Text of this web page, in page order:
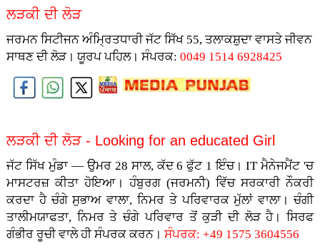
ਲੜਕੀ ਦੀ ਲੋੜ
ਜਰਮਨ ਸਿਟੀਜਨ ਅੰਮ੍ਰਿਤਧਾਰੀ ਜੱਟ ਸਿੱਖ 55, ਤਲਾਕਸ਼ੁਦਾ ਵਾਸਤੇ ਜੀਵਨ
ਸਾਥਣ ਦੀ ਲੋੜ। ਯੂਰਪ ਪਹਿਲ। ਸੰਪਰਕ: 0049 1514 6928425
ਲੜਕੀ ਦੀ ਲੋੜ - Looking for an educated Girl
ਜੱਟ ਸਿੱਖ ਮੁੰਡਾ — ਉਮਰ 28 ਸਾਲ, ਕੱਦ 6 ਫੁੱਟ 1 ਇੰਚ।ITਮੈਨੇਜਮੈਂਟ 'ਚ
ਮਾਸਟਰਜ਼ ਕੀਤਾ ਹੋਇਆ। ਹੰਬੁਰਗ (ਜਰਮਨੀ) ਵਿੱਚ ਸਰਕਾਰੀ ਨੌਕਰੀ
ਕਰਦਾ ਹੈ ਚੰਗੇ ਸੁਭਾਅ ਵਾਲਾ, ਨਿਮਰ ਤੇ ਪਰਿਵਾਰਕ ਮੁੱਲਾਂ ਵਾਲਾ। ਚੰਗੀ
ਤਾਲੀਮਯਾਫਤਾ, ਨਿਮਰ ਤੇ ਚੰਗੇ ਪਰਿਵਾਰ ਤੋਂ ਕੁੜੀ ਦੀ ਲੋੜ ਹੈ। ਸਿਰਫ
ਗੰਭੀਰ ਰੂਚੀ ਵਾਲੇ ਹੀ ਸੰਪਰਕ ਕਰਨ। ਸੰਪਰਕ: +49 1575 3604556